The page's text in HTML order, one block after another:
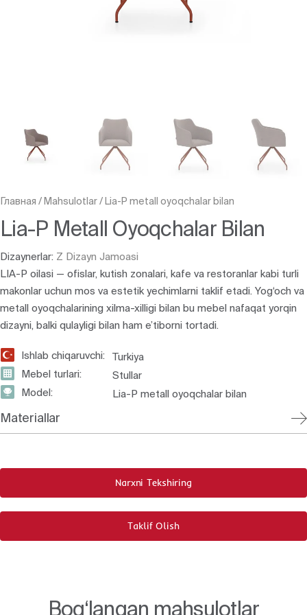
Главная / Mahsulotlar/ Lia-P metall oyoqchalar bilan
Lia-P Metall Oyoqchalar Bilan
Dizaynerlar: Z Dizayn Jamoasi
LIA-P oilasi — ofislar, kutish zonalari, kafe va restoranlar kabi turli
makonlar uchun mos va estetik yechimlarni taklif etadi. Yog‘och va
metall oyoqchalarining xilma-xilligi bilan bu mebel nafaqat yorqin
dizayni, balki qulayligi bilan ham e’tiborni tortadi.
Ishlab chiqaruvchi:
Turkiya
Mebel turlari:
Stullar
Model:
Lia-P metall oyoqchalar bilan
Materiallar
Narxni Tekshiring
Taklif Olish
Bog‘langan mahsulotlar